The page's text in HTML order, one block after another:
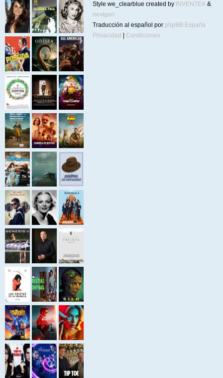
Style we_clearblue created by INVENTEA &
nextgen
Traducción al español por phpBB España
Privacidad
Condiciones